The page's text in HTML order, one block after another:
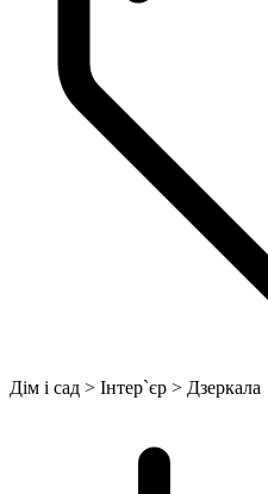
Дім і сад > Інтер`єр > Дзеркала